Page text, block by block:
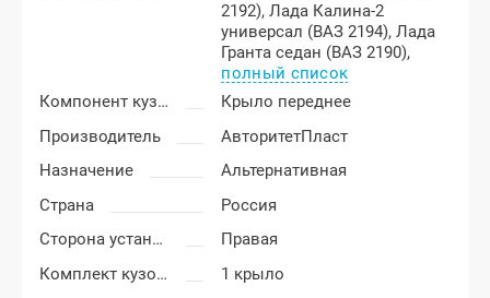
2192),Лада Калина-2
универсал (ВАЗ 2194),Лада
Гранта седан (ВАЗ 2190),
полный список
Компонент кузова
Крыло переднее
Производитель
АвторитетПласт
Назначение
Альтернативная
Страна
Россия
Сторона установки
Правая
Комплект кузовных деталей
1 крыло